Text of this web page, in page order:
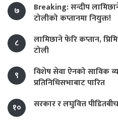
७
Breaking: सन्दीप
टोलीको कप्तानमा नियुक्त!
८
लामिछाने फेरि कप्तान,
टोली
९
विशेष सेवा ऐनको साविक
प्रतिनिधिसभाबाट पारित
१०
सरकार र लघुवित्त